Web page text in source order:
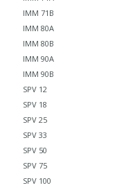
IMM 71B
IMM 80A
IMM 80B
IMM 90A
IMM 90B
SPV 12
SPV 18
SPV 25
SPV 33
SPV 50
SPV 75
SPV 100